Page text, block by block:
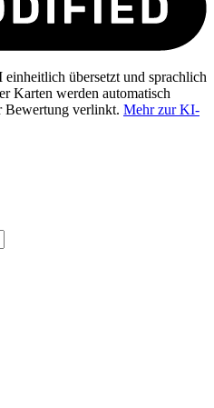
übersetzt und sprachlich
Karten werden automatisch
Bewertung verlinkt. Mehr zur KI-